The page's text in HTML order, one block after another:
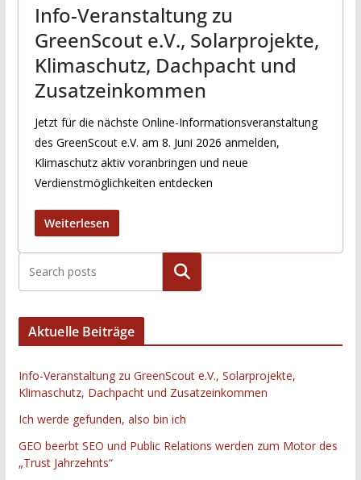
Info-Veranstaltung zu
GreenScout e.V., Solarprojekte,
Klimaschutz, Dachpacht und
Zusatzeinkommen
Jetzt für die nächste Online-Informationsveranstaltung
des GreenScout e.V. am 8. Juni 2026 anmelden,
Klimaschutz aktiv voranbringen und neue
Verdienstmöglichkeiten entdecken
Weiterlesen
Suchen
Aktuelle Beiträge
Info-Veranstaltung zu GreenScout e.V., Solarprojekte,
Klimaschutz, Dachpacht und Zusatzeinkommen
Ich werde gefunden, also bin ich
GEO beerbt SEO und Public Relations werden zum Motor des
„Trust Jahrzehnts“